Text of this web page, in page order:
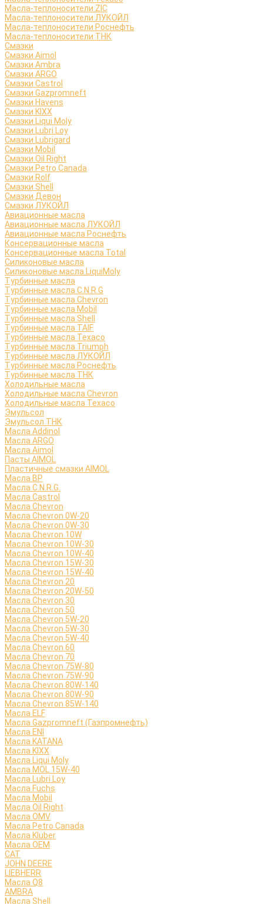
Масла-теплоносители ZIC
Масла-теплоносители ЛУКОЙЛ
Масла-теплоносители Роснефть
Масла-теплоносители ТНК
Смазки
Смазки Aimol
Смазки Ambra
Смазки ARGO
Смазки Castrol
Смазки Gazpromneft
Смазки Havens
Смазки KIXX
Смазки Liqui Moly
Смазки Lubri Loy
Смазки Lubrigard
Смазки Mobil
Смазки Oil Right
Смазки Petro Canada
Смазки Rolf
Смазки Shell
Смазки Девон
Смазки ЛУКОЙЛ
Авиационные масла
Авиационные масла ЛУКОЙЛ
Авиационные масла Роснефть
Консервационные масла
Консервационные масла Total
Силиконовые масла
Силиконовые масла LiquiMoly
Турбинные масла
Турбинные масла C.N.R.G
Турбинные масла Chevron
Турбинные масла Mobil
Турбинные масла Shell
Турбинные масла TAIF
Турбинные масла Texaco
Турбинные масла Triumph
Турбинные масла ЛУКОЙЛ
Турбинные масла Роснефть
Турбинные масла ТНК
Холодильные масла
Холодильные масла Chevron
Холодильные масла Texaco
Эмульсол
Эмульсол ТНК
Масла Addinol
Масла ARGO
Масла Aimol
Пасты AIMOL
Пластичные смазки AIMOL
Масла BP
Масла C.N.R.G.
Масла Castrol
Масла Chevron
Масла Chevron 0W-20
Масла Chevron 0W-30
Масла Chevron 10W
Масла Chevron 10W-30
Масла Chevron 10W-40
Масла Chevron 15W-30
Масла Chevron 15W-40
Масла Chevron 20
Масла Chevron 20W-50
Масла Chevron 30
Масла Chevron 50
Масла Chevron 5W-20
Масла Chevron 5W-30
Масла Chevron 5W-40
Масла Chevron 60
Масла Chevron 70
Масла Chevron 75W-80
Масла Chevron 75W-90
Масла Chevron 80W-140
Масла Chevron 80W-90
Масла Chevron 85W-140
Масла ELF
Масла Gazpromneft (Газпромнефть)
Масла ENI
Масла KATANA
Масла KIXX
Масла Liqui Moly
Масла MOL 15W-40
Масла Lubri Loy
Масла Fuchs
Масла Mobil
Масла Oil Right
Масла OMV
Масла Petro Canada
Масла Kluber
Масла OEM
CAT
JOHN DEERE
LIEBHERR
Масла Q8
AMBRA
Масла Shell